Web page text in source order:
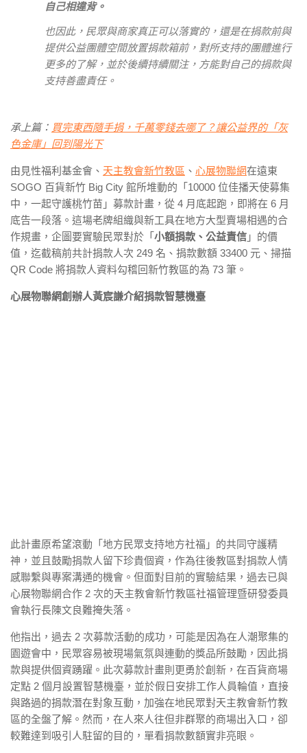
自己相違背。
也因此，民眾與商家真正可以落實的，還是在捐款前與
提供公益團體空間放置捐款箱前，對所支持的團體進行
更多的了解，並於後續持續關注，方能對自己的捐款與
支持善盡責任。
承上篇： 買完東西隨手捐，千萬零錢去哪了？讓公益界的「灰
色金庫」回到陽光下
由見性福利基金會、 天主教會新竹教區 、 心展物聯網在遠東
SOGO 百貨新竹 Big City 館所堆動的「10000 位佳播天使募集
中，一起守護桃竹苗」募款計畫，從 4 月底起跑，即將在 6 月
底告一段落。這場老牌組織與新工具在地方大型賣場相遇的合
作規畫，企圖要實驗民眾對於「 小額捐款、公益責信 」的價
值，迄截稿前共計捐款人次 249 名、捐款數額 33400 元、掃描
QR Code 將捐款人資料勾稽回新竹教區的為 73 筆。
心展物聯網創辦人黃宸謙介紹捐款智慧機臺
此計畫原希望滾動「地方民眾支持地方社福」的共同守護精
神，並且鼓勵捐款人留下珍貴個資，作為往後教區對捐款人情
感聯繫與專案溝通的機會。但面對目前的實驗結果，過去已與
心展物聯網合作 2 次的天主教會新竹教區社福管理暨研發委員
會執行長陳文良難掩失落。
他指出，過去 2 次募款活動的成功，可能是因為在人潮聚集的
園遊會中，民眾容易被現場氣氛與連動的獎品所鼓勵，因此捐
款與提供個資踴躍。此次募款計畫則更勇於創新，在百貨商場
定點 2 個月設置智慧機臺，並於假日安排工作人員輪值，直接
與路過的捐款潛在對象互動，加強在地民眾對天主教會新竹教
區的全盤了解。然而，在人來人往但非群聚的商場出入口，卻
較難達到吸引人駐留的目的，單看捐款數額實非亮眼。